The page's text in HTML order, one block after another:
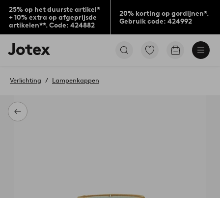
25% op het duurste artikel*
+ 10% extra op afgeprijsde
artikelen**. Code: 424882
20% korting op gordijnen*.
Gebruik code: 424992
Jotex
logo
to
home
page
Ga
Go
Terug
Verlichting Lampenkappen